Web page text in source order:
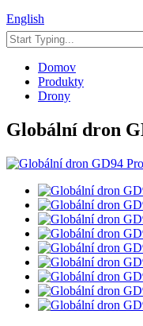
English
Domov
Produkty
Drony
Globální dron